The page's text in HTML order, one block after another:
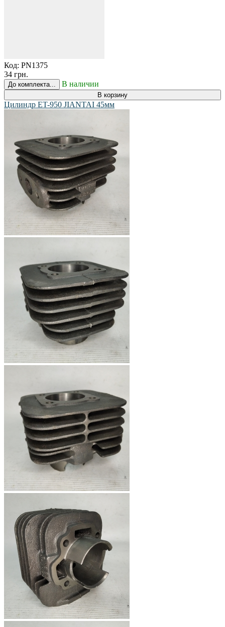
Код: PN1375
34 грн.
До комплекта... В наличии
В корзину
Цилиндр ET-950 JIANTAI 45мм